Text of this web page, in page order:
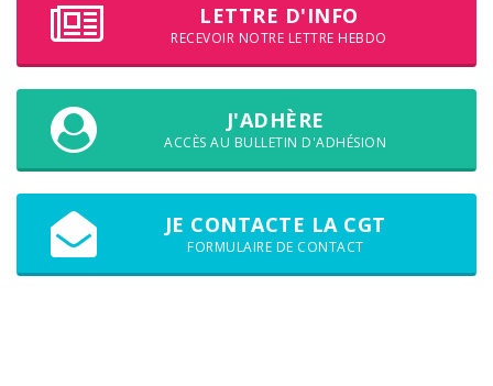
LETTRE D'INFO
RECEVOIR NOTRE LETTRE HEBDO
J'ADHÈRE
ACCÈS AU BULLETIN D'ADHÉSION
JE CONTACTE LA CGT
FORMULAIRE DE CONTACT